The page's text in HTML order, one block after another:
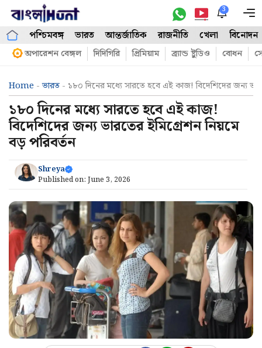
Skip
content
3
পশ্চিমবঙ্গ ভারত আন্তর্জাতিক রাজনীতি খেলা বিনোদন
অপারেশন বেঙ্গল দিদিগিরি প্রিমিয়াম ব্র্যান্ড ষ্টুডিও বোধন
Home -ভারত - ১৮০ দিনের মধ্যে সারতে হবে এই কাজ! বিদেশিদের জন্য
১৮০ দিনের মধ্যে সারতে হবে এই কাজ!
বিদেশিদের জন্য ভারতের ইমিগ্রেশন নিয়মে
বড় পরিবর্তন
Shreya
Published on: June 3, 2026